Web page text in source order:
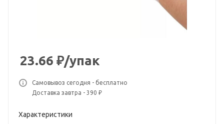
23.66 ₽/упак
Самовывоз сегодня - бесплатно
Доставка завтра - 390 ₽
Характеристики